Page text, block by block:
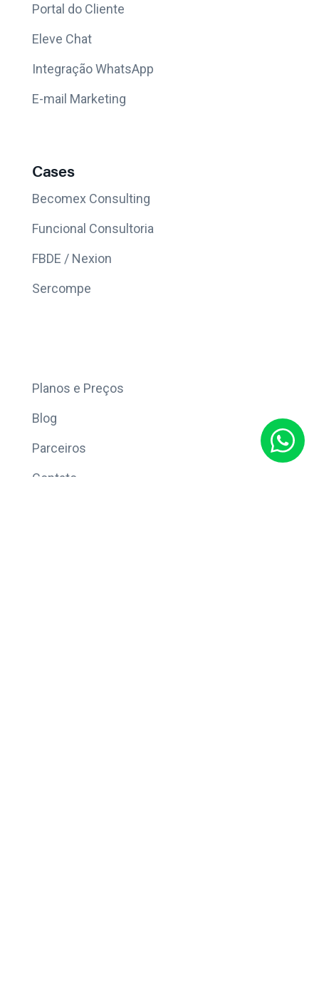
Portal do Cliente
Eleve Chat
Integração WhatsApp
E-mail Marketing
Cases
Becomex Consulting
Funcional Consultoria
FBDE / Nexion
Sercompe
Planos e Preços
Blog
Parceiros
Contato